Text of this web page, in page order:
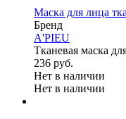
Маска для лица
Бренд
A'PIEU
Тканевая маска
236 руб.
Нет в наличии
Нет в наличии